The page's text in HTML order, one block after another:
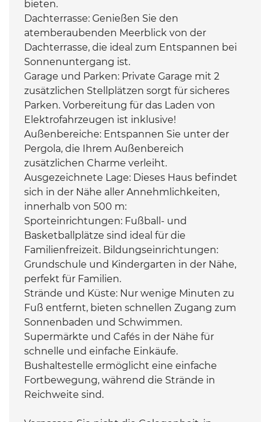
bieten.
Dachterrasse: Genießen Sie den
atemberaubenden Meerblick von der
Dachterrasse, die ideal zum Entspannen bei
Sonnenuntergang ist.
Garage und Parken: Private Garage mit 2
zusätzlichen Stellplätzen sorgt für sicheres
Parken. Vorbereitung für das Laden von
Elektrofahrzeugen ist inklusive!
Außenbereiche: Entspannen Sie unter der
Pergola, die Ihrem Außenbereich
zusätzlichen Charme verleiht.
Ausgezeichnete Lage: Dieses Haus befindet
sich in der Nähe aller Annehmlichkeiten,
innerhalb von 500 m:
Sporteinrichtungen: Fußball- und
Basketballplätze sind ideal für die
Familienfreizeit. Bildungseinrichtungen:
Grundschule und Kindergarten in der Nähe,
perfekt für Familien.
Strände und Küste: Nur wenige Minuten zu
Fuß entfernt, bieten schnellen Zugang zum
Sonnenbaden und Schwimmen.
Supermärkte und Cafés in der Nähe für
schnelle und einfache Einkäufe.
Bushaltestelle ermöglicht eine einfache
Fortbewegung, während die Strände in
Reichweite sind.